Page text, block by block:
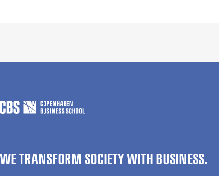
WE TRANSFORM SOCIETY WITH BUSINESS.